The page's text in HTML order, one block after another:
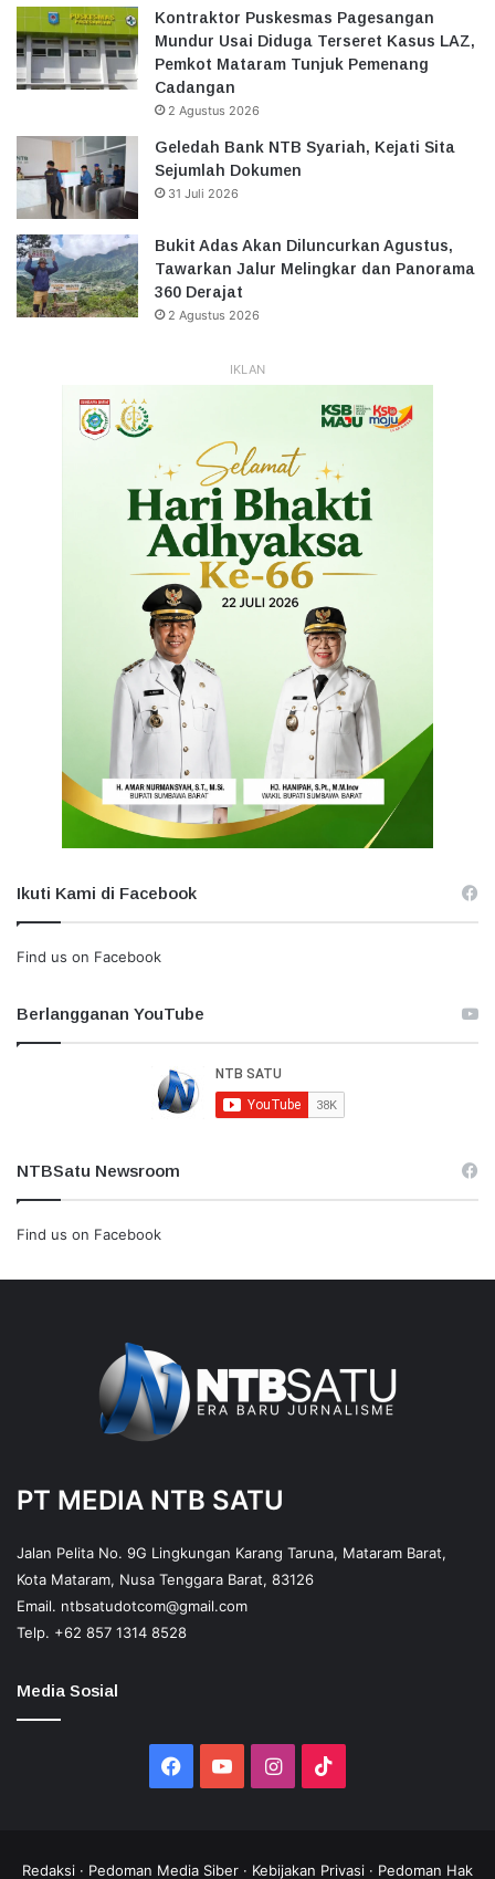
Kontraktor Puskesmas Pagesangan
Mundur Usai Diduga Terseret Kasus LAZ,
Pemkot Mataram Tunjuk Pemenang
Cadangan
2 Agustus 2026
Geledah Bank NTB Syariah, Kejati Sita
Sejumlah Dokumen
31 Juli 2026
Bukit Adas Akan Diluncurkan Agustus,
Tawarkan Jalur Melingkar dan Panorama
360 Derajat
2 Agustus 2026
IKLAN
Ikuti Kami di Facebook
Find us on Facebook
Berlangganan YouTube
NTBSatu Newsroom
Find us on Facebook
PT MEDIA NTB SATU
Jalan Pelita No. 9G Lingkungan Karang Taruna, Mataram Barat,
Kota Mataram, Nusa Tenggara Barat, 83126
Email. ntbsatudotcom@gmail.com
Telp. +62 857 1314 8528
Media Sosial
Facebook
YouTubeInstagram
Redaksi · Pedoman Media Siber · Kebijakan Privasi · Pedoman Hak